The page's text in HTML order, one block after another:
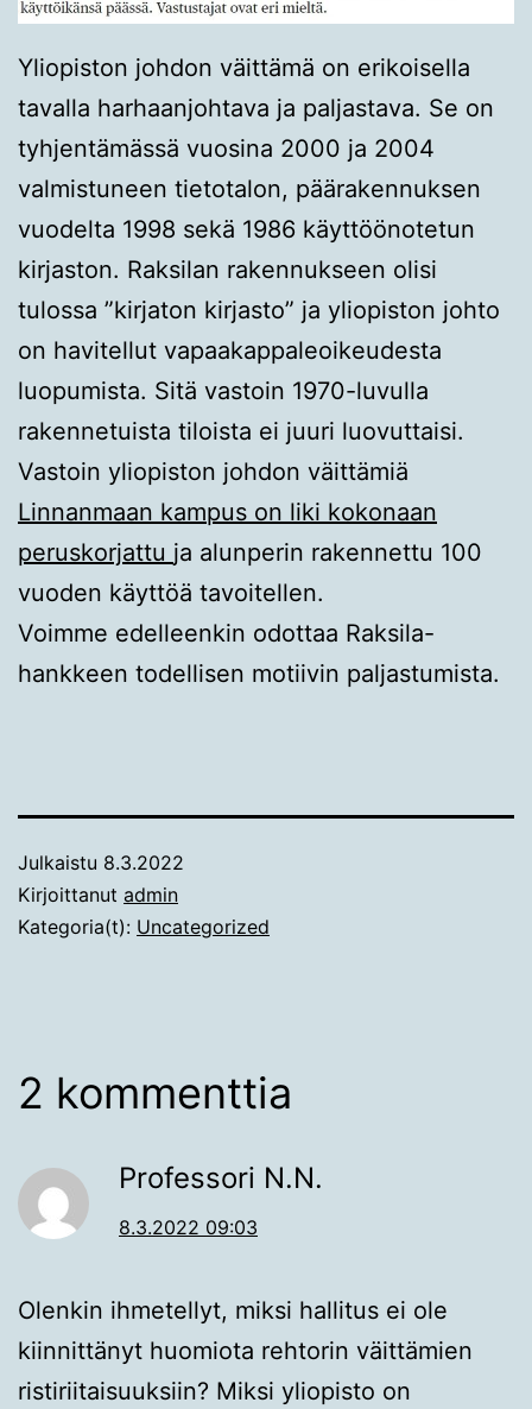
Yliopiston johdon väittämä on erikoisella
tavalla harhaanjohtava ja paljastava. Se on
tyhjentämässä vuosina 2000 ja 2004
valmistuneen tietotalon, päärakennuksen
vuodelta 1998 sekä 1986 käyttöönotetun
kirjaston. Raksilan rakennukseen olisi
tulossa ”kirjaton kirjasto” ja yliopiston johto
on havitellut vapaakappaleoikeudesta
luopumista. Sitä vastoin 1970-luvulla
rakennetuista tiloista ei juuri luovuttaisi.
Vastoin yliopiston johdon väittämiä
Linnanmaan kampus on liki kokonaan
peruskorjattu ja alunperin rakennettu 100
vuoden käyttöä tavoitellen.
Voimme edelleenkin odottaa Raksila-
hankkeen todellisen motiivin paljastumista.
Julkaistu 8.3.2022
Kirjoittanut admin
Kategoria(t): Uncategorized
2 kommenttia
Professori N.N.
8.3.2022 09:03
Olenkin ihmetellyt, miksi hallitus ei ole
kiinnittänyt huomiota rehtorin väittämien
ristiriitaisuuksiin? Miksi yliopisto on